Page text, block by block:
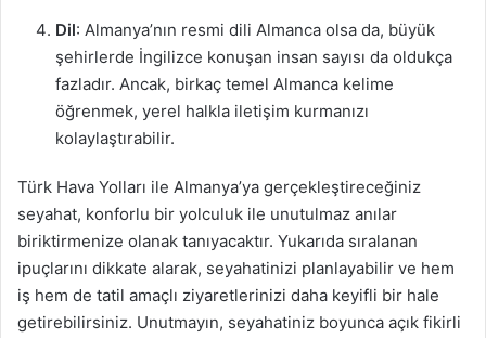
Dil: Almanya’nın resmi dili Almanca olsa da, büyük
şehirlerde İngilizce konuşan insan sayısı da oldukça
fazladır. Ancak, birkaç temel Almanca kelime
öğrenmek, yerel halkla iletişim kurmanızı
kolaylaştırabilir.
Türk Hava Yolları ile Almanya’ya gerçekleştireceğiniz
seyahat, konforlu bir yolculuk ile unutulmaz anılar
biriktirmenize olanak tanıyacaktır. Yukarıda sıralanan
ipuçlarını dikkate alarak, seyahatinizi planlayabilir ve hem
iş hem de tatil amaçlı ziyaretlerinizi daha keyifli bir hale
getirebilirsiniz. Unutmayın, seyahatiniz boyunca açık fikirli